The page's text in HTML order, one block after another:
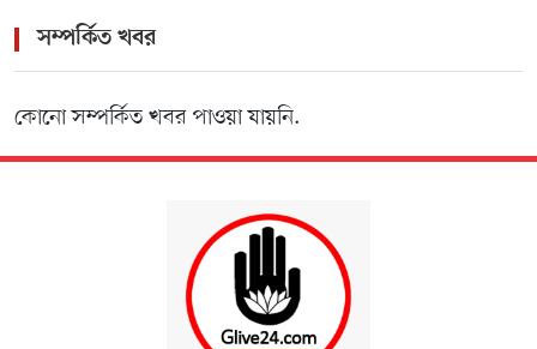
সম্পর্কিত খবর
কোনো সম্পর্কিত খবর পাওয়া যায়নি.